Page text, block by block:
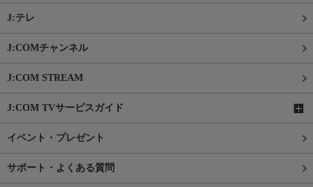
J:テレ
J:COMチャンネル
J:COM STREAM
J:COM TVサービスガイド
イベント・プレゼント
サポート・よくある質問